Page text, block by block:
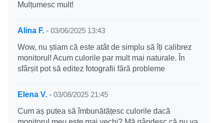
Mulțumesc mult!
Alina F. - 03/06/2025 13:43
Wow, nu știam că este atât de simplu să îți calibrez
monitorul! Acum culorile par mult mai naturale. În
sfârșit pot să editez fotografii fără probleme
Elena V. - 03/08/2025 21:45
Cum aș putea să îmbunătățesc culorile dacă